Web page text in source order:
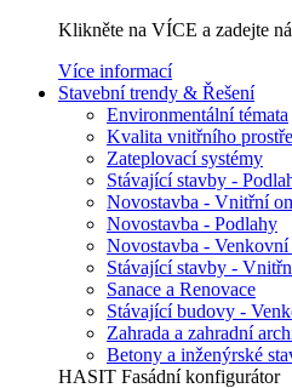
Klikněte na VÍCE a zadejte
Více informací
Stavební trendy & Řešení
Environmentální témata
Kvalita vnitřního
Zateplovací systémy
Stávající stavby -
Novostavba - Vnitřní
Novostavba - Podlahy
Novostavba -
Stávající stavby -
Sanace a Renovace
Stávající budovy -
Zahrada a zahradní
Betony a inženýrské
HASIT Fasádní konfigurátor